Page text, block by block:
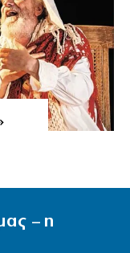
– η